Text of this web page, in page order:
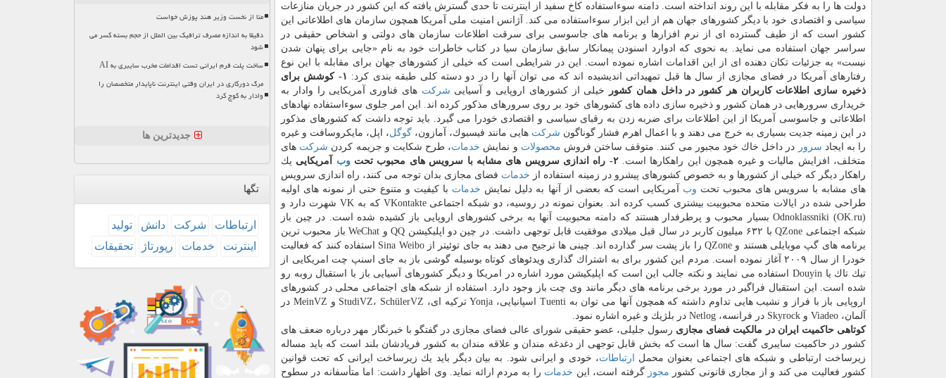
دولت ها را به فكر مقابله با این روند انداخته است. دامنه سوءاستفاده كاخ سفید از اینترنت تا حدی گسترش یافته كه این كشور در جریان منازعات
سیاسی و اقتصادی خود با دیگر كشورهای جهان هم از این ابزار سوءاستفاده می كند. آژانس امنیت ملی آمریكا همچون سازمان های اطلاعاتی این
كشور است كه از طیف گسترده ای از نرم افزارها و برنامه های جاسوسی برای سرقت اطلاعات سازمان های دولتی و اشخاص حقیقی در
سراسر جهان استفاده می نماید. به نحوی كه ادوارد اسنودن پیمانكار سابق سازمان سیا در كتاب خاطرات خود به نام «جایی برای پنهان شدن
نیست» به جزئیات تكان دهنده ای از این اقدامات اشاره نموده است. این در شرایطی است كه خیلی از كشورهای جهان برای مقابله با این نوع
رفتارهای آمریكا در فضای مجازی از سال ها قبل تمهیداتی اندیشیده اند كه می توان آنها را در دو دسته كلی طبقه بندی كرد:
۱- كوشش برای
ذخیره سازی اطلاعات كاربران هر كشور در داخل همان كشور
خیلی از كشورهای اروپایی و آسیایی شركت های فناوری آمریكایی را وادار به
خریداری سرورهایی در همان كشور و ذخیره سازی داده های كشورهای خود بر روی سرورهای مذكور كرده اند. این امر جلوی سوءاستفاده نهادهای
اطلاعاتی و جاسوسی آمریكا از این اطلاعات برای ضربه زدن به رقبای سیاسی و اقتصادی خودرا می گیرد. باید توجه داشت كه كشورهای مذكور
در این زمینه جدیت بسیاری به خرج می دهند و با اعمال اهرم فشار گوناگون شركت هایی مانند فیسبوك، آمازون، گوگل، اپل، مایكروسافت و غیره
را به ایجاد سرور در داخل خاك خود مجبور می كنند. متوقف ساختن فروش محصولات و نمایش خدمات، طرح شكایت و جریمه كردن شركت های
متخلف، افزایش مالیات و غیره همچون این راهكارها است.۲- راه اندازی سرویس های مشابه با سرویس های محبوب تحت وب آمریكایی یك
راهكار دیگر كه خیلی از كشورها و به خصوص كشورهای پیشرو در زمینه استفاده از خدمات فضای مجازی بدان توجه می كنند، راه اندازی سرویس
های مشابه با سرویس های محبوب تحت وب آمریكایی است كه بعضی از آنها به دلیل نمایش خدمات با كیفیت و متنوع حتی از نمونه های اولیه
طراحی شده در ایالات متحده محبوبیت بیشتری كسب كرده اند. بعنوان نمونه در روسیه، دو شبكه اجتماعی VKontakte كه به VK شهرت دارد و
Odnoklassniki (OK.ru) بسیار محبوب و پرطرفدار هستند كه دامنه محبوبیت آنها به برخی كشورهای اروپایی باز كشیده شده است. در چین باز
شبكه اجتماعی QZone با ۶۳۲ میلیون كاربر در سال قبل میلادی موفقیت قابل توجهی داشت. در چین دو اپلیكیشن QQ و WeChat باز محبوب ترین
برنامه های گپ موبایلی هستند و QZone را باز پشت سر گذارده اند. چینی ها ترجیح می دهند به جای توئیتر از Sina Weibo استفاده كنند كه فعالیت
خودرا از سال ۲۰۰۹ آغاز نموده است. مردم این كشور برای به اشتراك گذاری ویدئوهای كوتاه بوسیله گوشی باز به جای اسنپ چت امریكایی از
تیك تاك یا Douyin استفاده می نمایند و نكته جالب این است كه اپلیكیشن مورد اشاره در امریكا و دیگر كشورهای آسیایی باز با استقبال روبه رو
شده است. این استقبال فراگیر در مورد برخی برنامه های دیگر مانند وی چت باز وجود دارد. استفاده از شبكه های اجتماعی محلی در كشورهای
اروپایی باز با فراز و نشیب هایی تداوم داشته كه همچون آنها می توان به Tuenti اسپانیایی، Yonja تركیه ای، StudiVZ، SchülerVZ و MeinVZ در
آلمان، Viadeo و Skyrock در فرانسه، Netlog در بلژیك و غیره اشاره نمود.
كوتاهی حاكمیت ایران در مالكیت فضای مجازی رسول جلیلی، عضو حقیقی شورای عالی فضای مجازی در گفتگو با خبرنگار مهر درباره ضعف های
كشور در حاكمیت سایبری گفت: سال ها است كه بخش قابل توجهی از دغدغه مندان و علاقه مندان به كشور فریادشان بلند است كه باید مساله
زیرساخت ارتباطی و شبكه های اجتماعی بعنوان محمل
ارتباطات، خودی و ایرانی شود. به بیان دیگر باید یك زیرساخت ایرانی كه تحت قوانین
كشور فعالیت می كند و از مجاری قانونی كشور مجوز گرفته است، این خدمات را به مردم ارائه نماید. وی اظهار داشت: اما متأسفانه در سطوح
متا از نخست وزیر هند پوزش خواست
دقیقا به اندازه مصرف ترافیک بین الملل از حجم بسته کسر می
شود
ساخت پلت فرم ایرانی تست اقدامات مخرب سایبری به AI
مرگ دورکاری در ایران وقتی اینترنت ناپایدار متخصصان را
وادار به کوچ کرد
جدیدترین ها
تگها
ارتباطات شركت دانش
تولید
اینترنت
خدمات رپورتاژ تحقیقات